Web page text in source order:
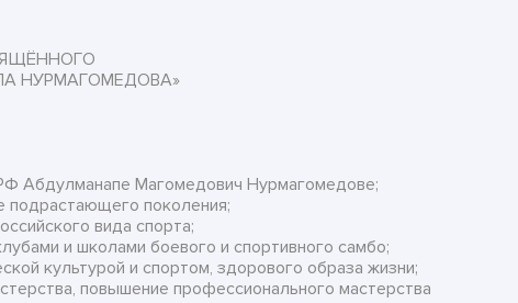
НУРМАГОМЕДОВА»
Абдулманапе Магомедович Нурмагомедове;
подрастающего поколения;
вида спорта;
и школами боевого и спортивного самбо;
культурой и спортом, здорового образа жизни;
повышение профессионального мастерства